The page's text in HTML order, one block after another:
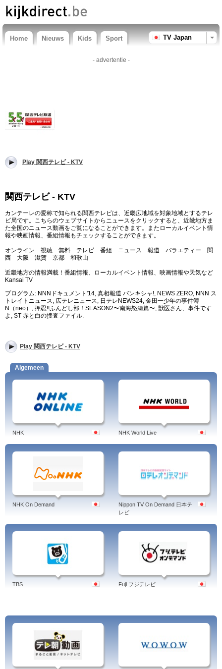
Home Nieuws Kids Sport TV Japan
- advertentie -
Play 関西テレビ - KTV
関西テレビ - KTV
カンテーレの愛称で知られる関西テレビは、近畿広地域を対象地域とするテレ
ビ局です。こちらのウェブサイトからニュースをクリックすると、近畿地方ま
た全国のニュース動画をご覧になることができます。またローカルイベント情
報や映画情報、番組情報もチェックすることができます。
オンライン 視聴 無料 テレビ 番組 ニュース 報道 バラエティー 関
西 大阪 滋賀 京都 和歌山
近畿地方の情報満載！番組情報、ローカルイベント情報、映画情報や天気など
Kansai TV
プログラム: NNNドキュメント'14, 真相報道 バンキシャ!, NEWS ZERO, NNN ス
トレイトニュース, 広テレニュース, 日テレNEWS24, 金田一少年の事件簿
N（neo）, 押忍!!ふんどし部！SEASON2〜南海怒濤篇〜, 獣医さん、事件です
よ, ST 赤と白の捜査ファイル.
Play 関西テレビ - KTV
Algemeen
NHK NHK World Live
NHK On Demand
Nippon TV On Demand 日本テ
レビ
TBS Fuji フジテレビ